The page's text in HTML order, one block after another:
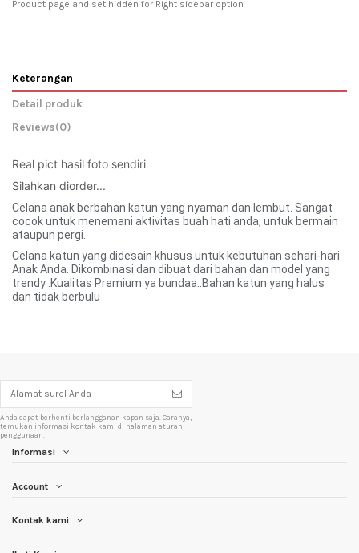
Product page and set hidden for Right sidebar option
Keterangan
Detail produk
Reviews(0)
Real pict hasil foto sendiri
Silahkan diorder...
Celana anak berbahan katun yang nyaman dan lembut. Sangat
cocok untuk menemani aktivitas buah hati anda, untuk bermain
ataupun pergi.
Celana katun yang didesain khusus untuk kebutuhan sehari-hari
Anak Anda. Dikombinasi dan dibuat dari bahan dan model yang
trendy .Kualitas Premium ya bundaa..Bahan katun yang halus
dan tidak berbulu
Anda dapat berhenti berlangganan kapan saja. Caranya,
temukan informasi kontak kami di halaman aturan
penggunaan.
Informasi
Account
Kontak kami